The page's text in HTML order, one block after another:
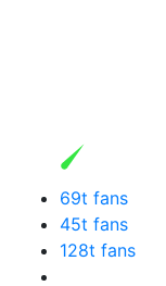
69t fans
45t fans
128t fans